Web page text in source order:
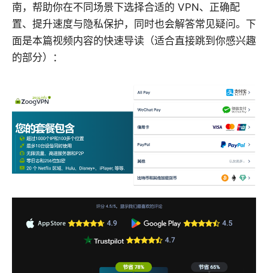
南，帮助你在不同场景下选择合适的 VPN、正确配
置、提升速度与隐私保护，同时也会解答常见疑问。下
面是本篇视频内容的快速导读（适合直接跳到你感兴趣
的部分）：